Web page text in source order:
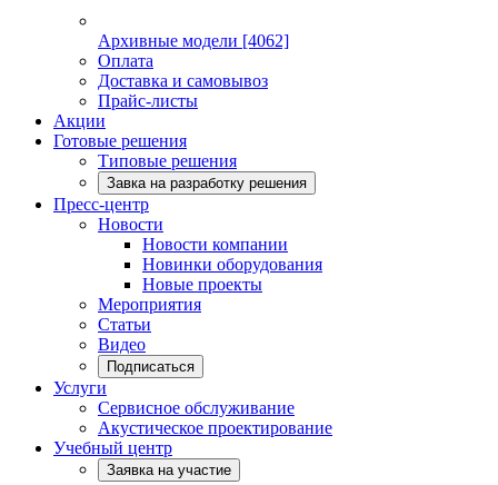
Архивные модели [4062]
Оплата
Доставка и самовывоз
Прайс-листы
Акции
Готовые решения
Типовые решения
Завка на разработку решения
Пресс-центр
Новости
Новости компании
Новинки оборудования
Новые проекты
Мероприятия
Статьи
Видео
Подписаться
Услуги
Сервисное обслуживание
Акустическое проектирование
Учебный центр
Заявка на участие